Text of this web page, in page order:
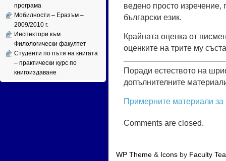
програма
Мобилности – Еразъм –
2009/2010 г.
Инспектори към
Филологически факултет
Студенти по пътя на книгата
– практически курс по
книгоиздаване
ве­де­но прос­то
бъл­га­рс­ки език.
Край­на­та оцен­ка от
оцен­ки­те на три­те му
Поради естеството на
допълнителните
Примерните материали за
Comments are closed.
WP Theme & Icons by Faculty